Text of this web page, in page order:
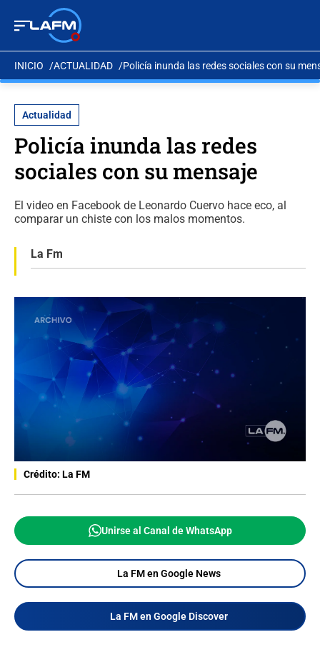
INICIO ACTUALIDAD Policía inunda las redes sociales con su
Actualidad
Policía inunda las redes
sociales con su mensaje
El video en Facebook de Leonardo Cuervo hace eco, al
comparar un chiste con los malos momentos.
La Fm
Crédito: La FM
Unirse al Canal de WhatsApp
La FM en Google News
La FM en Google Discover